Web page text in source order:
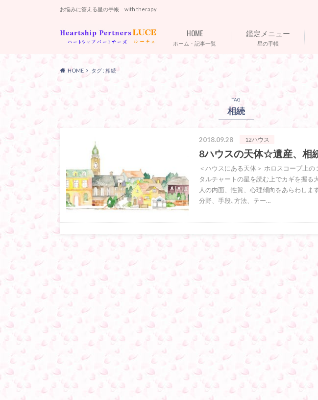
お悩みに答える星の手帳 with therapy
ホーム・記事一覧
HOME
星の手帳
鑑定メニュー
HOME タグ : 相続
TAG
相続
2018.09.28 12ハウス
8ハウスの天体☆遺産、相
＜ハウスにある天体＞ ホロスコープ上
タルチャートの星を読む上でカギを握る
人の内面、性質、心理傾向をあらわしま
分野、手段､方法、テー…